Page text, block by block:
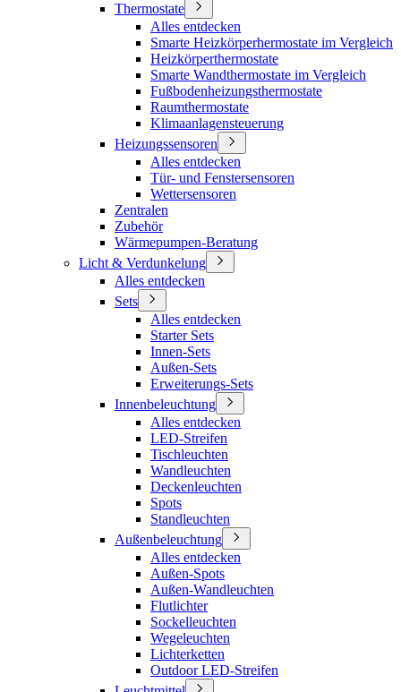
Thermostate
Alles entdecken
Smarte Heizkörperhermostate im Vergleich
Heizkörperthermostate
Smarte Wandthermostate im Vergleich
Fußbodenheizungsthermostate
Raumthermostate
Klimaanlagensteuerung
Heizungssensoren
Alles entdecken
Tür- und Fenstersensoren
Wettersensoren
Zentralen
Zubehör
Wärmepumpen-Beratung
Licht & Verdunkelung
Alles entdecken
Sets
Alles entdecken
Starter Sets
Innen-Sets
Außen-Sets
Erweiterungs-Sets
Innenbeleuchtung
Alles entdecken
LED-Streifen
Tischleuchten
Wandleuchten
Deckenleuchten
Spots
Standleuchten
Außenbeleuchtung
Alles entdecken
Außen-Spots
Außen-Wandleuchten
Flutlichter
Sockelleuchten
Wegeleuchten
Lichterketten
Outdoor LED-Streifen